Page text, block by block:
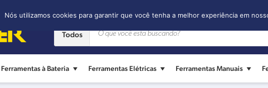
Todos
Ferramentas à Bateria Ferramentas Elétricas Ferramentas Manuais
Nós utilizamos cookies para garantir que você tenha a melhor experiência em